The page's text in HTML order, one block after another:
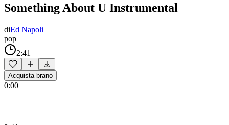
Something About U Instrumental
diEd Napoli
pop
2:41
Acquista brano
0:00